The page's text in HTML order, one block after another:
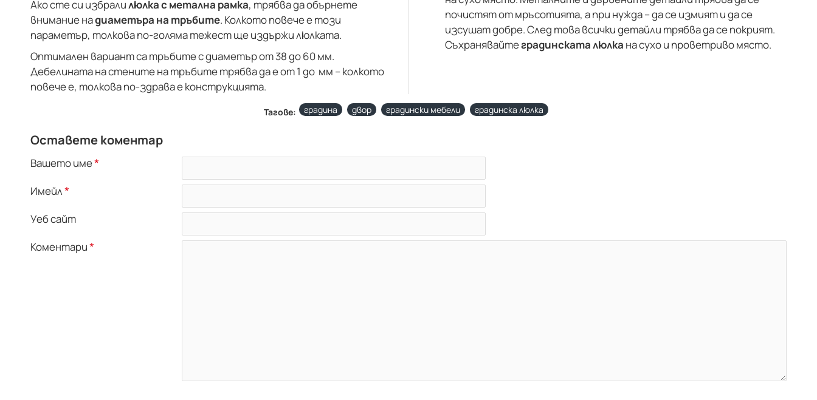
Ако сте си избралилюлка с метална рамка, трябва да обърнете
внимание надиаметъра на тръбите. Колкото повече е този
параметър, толкова по-голяма тежест ще издържи люлката.
Оптимален вариант са тръбите с диаметър от 38 до 60 мм.
Дебелината на стените на тръбите трябва да е от 1 до мм – колкото
повече е, толкова по-здрава е конструкцията.
почистят от мръсотията, а при нужда – да се измият и да се
изсушат добре. След това всички детайли трябва да се покрият.
Съхранявайтеградинската люлка на сухо и проветриво място.
Тагове: градина двор градински мебели градинска люлка
Оставете коментар
Вашето име
Имейл
Уеб сайт
Коментари